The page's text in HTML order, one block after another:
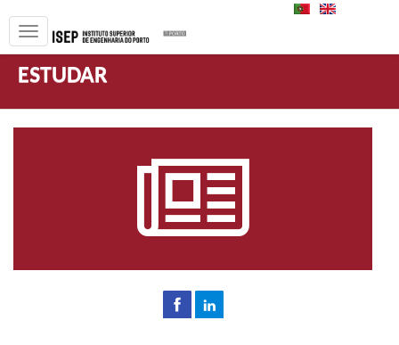
PT
ESTUDAR